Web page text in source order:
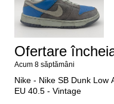
Ofertare
Acum 8 săptămâni
Nike - Nike SB Dunk Low
EU 40.5 - Vintage